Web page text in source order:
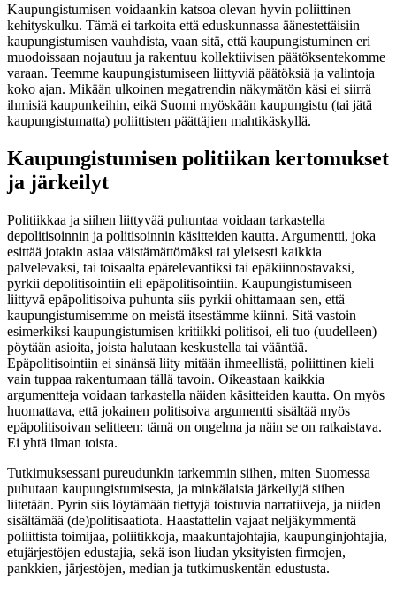
Kaupungistumisen voidaankin katsoa olevan hyvin poliittinen
kehityskulku. Tämä ei tarkoita että eduskunnassa äänestettäisiin
kaupungistumisen vauhdista, vaan sitä, että kaupungistuminen eri
muodoissaan nojautuu ja rakentuu kollektiivisen päätöksentekomme
varaan. Teemme kaupungistumiseen liittyviä päätöksiä ja valintoja
koko ajan. Mikään ulkoinen megatrendin näkymätön käsi ei siirrä
ihmisiä kaupunkeihin, eikä Suomi myöskään kaupungistu (tai jätä
kaupungistumatta) poliittisten päättäjien mahtikäskyllä.
Kaupungistumisen politiikan kertomukset
ja järkeilyt
Politiikkaa ja siihen liittyvää puhuntaa voidaan tarkastella
depolitisoinnin ja politisoinnin käsitteiden kautta. Argumentti, joka
esittää jotakin asiaa väistämättömäksi tai yleisesti kaikkia
palvelevaksi, tai toisaalta epärelevantiksi tai epäkiinnostavaksi,
pyrkii depolitisointiin eli epäpolitisointiin. Kaupungistumiseen
liittyvä epäpolitisoiva puhunta siis pyrkii ohittamaan sen, että
kaupungistumisemme on meistä itsestämme kiinni. Sitä vastoin
esimerkiksi kaupungistumisen kritiikki politisoi, eli tuo (uudelleen)
pöytään asioita, joista halutaan keskustella tai vääntää.
Epäpolitisointiin ei sinänsä liity mitään ihmeellistä, poliittinen kieli
vain tuppaa rakentumaan tällä tavoin. Oikeastaan kaikkia
argumentteja voidaan tarkastella näiden käsitteiden kautta. On myös
huomattava, että jokainen politisoiva argumentti sisältää myös
epäpolitisoivan selitteen: tämä on ongelma ja näin se on ratkaistava.
Ei yhtä ilman toista.
Tutkimuksessani pureudunkin tarkemmin siihen, miten Suomessa
puhutaan kaupungistumisesta, ja minkälaisia järkeilyjä siihen
liitetään. Pyrin siis löytämään tiettyjä toistuvia narratiiveja, ja niiden
sisältämää (de)politisaatiota. Haastattelin vajaat neljäkymmentä
poliittista toimijaa, poliitikkoja, maakuntajohtajia, kaupunginjohtajia,
etujärjestöjen edustajia, sekä ison liudan yksityisten firmojen,
pankkien, järjestöjen, median ja tutkimuskentän edustusta.